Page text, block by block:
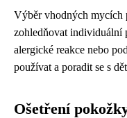
Výběr vhodných mycích
zohledňovat individuální
alergické reakce nebo
používat a poradit se s
Ošetření